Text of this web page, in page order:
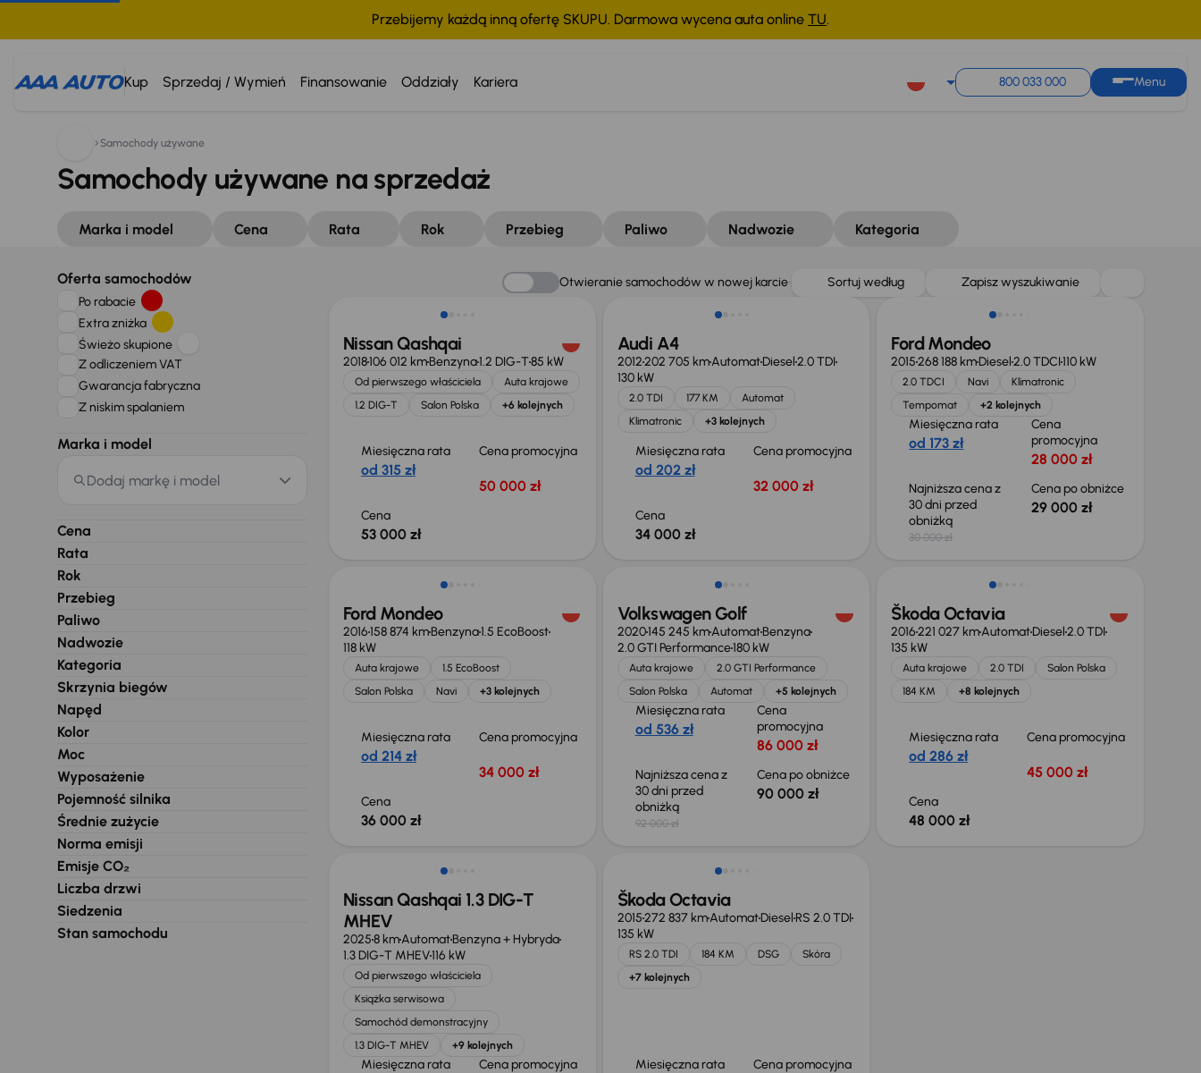
Przebijemy każdą inną ofertę SKUPU. Darmowa wycena auta online TU.
Kup Sprzedaj / Wymień Finansowanie Oddziały Kariera 800 033 000 Menu
Samochody używane
Samochody używane na sprzedaż
Marka i model Cena Rata Rok Przebieg Paliwo Nadwozie Kategoria
Oferta samochodów
Po rabacie
Extra zniżka
Świeżo skupione
Z odliczeniem VAT
Gwarancja fabryczna
Z niskim spalaniem
Marka i model
Dodaj markę i model
Cena
Rata
Rok
Przebieg
Paliwo
Nadwozie
Kategoria
Skrzynia biegów
Napęd
Kolor
Moc
Wyposażenie
Pojemność silnika
Średnie zużycie
Norma emisji
Emisje CO₂
Liczba drzwi
Siedzenia
Stan samochodu
Otwieranie samochodów w nowej karcie Sortuj według Zapisz wyszukiwanie
Nissan Qashqai
2018106 012 kmBenzyna1.2 DIG-T85 kW
Od pierwszego właściciela
Auta krajowe
1.2 DIG-T
Salon Polska +6 kolejnych
Miesięczna rata
od 315 zł
Cena promocyjna
50 000 zł
Cena
53 000 zł
Audi A4
2012202 705 kmAutomatDiesel2.0 TDI
130 kW
2.0 TDI 177 KM
Automat
Klimatronic
+3 kolejnych
Miesięczna rata
od 202 zł
Cena promocyjna
32 000 zł
Cena
34 000 zł
Taniej o 1 000 zł
Ford Mondeo
2015268 188 kmDiesel2.0 TDCI110 kW
2.0 TDCI Navi
Klimatronic
Tempomat
+2 kolejnych
Miesięczna rata
od 173 zł
Cena
promocyjna
28 000 zł
Najniższa cena z
30 dni przed
obniżką
30 000 zł
Cena po obniżce
29 000 zł
Ford Mondeo
2016158 874 kmBenzyna1.5 EcoBoost
118 kW
Auta krajowe
1.5 EcoBoost
Salon Polska
Navi +3 kolejnych
Miesięczna rata
od 214 zł
Cena promocyjna
34 000 zł
Cena
36 000 zł
Volkswagen Golf
2020145 245 kmAutomatBenzyna
2.0 GTI Performance180 kW
Auta krajowe
2.0 GTI Performance
Salon Polska
Automat +5 kolejnych
Miesięczna rata
od 536 zł
Cena
promocyjna
86 000 zł
Najniższa cena z
30 dni przed
obniżką
92 000 zł
Cena po obniżce
90 000 zł
Škoda Octavia
2016221 027 kmAutomatDiesel2.0 TDI
135 kW
Auta krajowe 2.0 TDI
Salon Polska
184 KM
+8 kolejnych
Miesięczna rata
od 286 zł
Cena promocyjna
45 000 zł
Cena
48 000 zł
Od nowego taniej o 36 775 zł
Nissan Qashqai 1.3 DIG-T
MHEV
20258 kmAutomatBenzyna + Hybryda
1.3 DIG-T MHEV116 kW
Od pierwszego właściciela
Książka serwisowa
Samochód demonstracyjny
1.3 DIG-T MHEV
+9 kolejnych
Miesięczna rata Cena promocyjna
Škoda Octavia
2015272 837 kmAutomatDieselRS 2.0 TDI
135 kW
RS 2.0 TDI 184 KM DSG
Skóra
+7 kolejnych
Miesięczna rata Cena promocyjna